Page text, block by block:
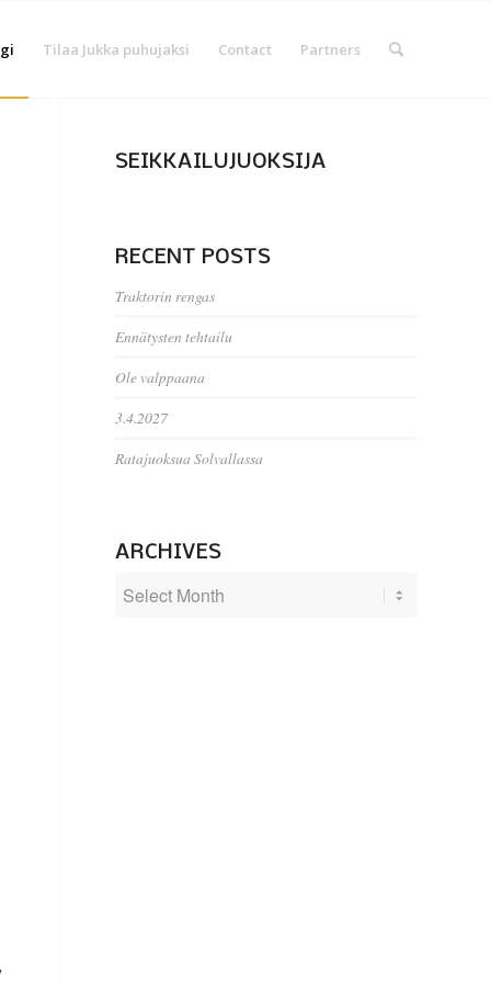
Tilaa Jukka puhujaksi Contact Partners
SEIKKAILUJUOKSIJA
RECENT POSTS
Traktorin rengas
Ennätysten tehtailu
Ole valppaana
3.4.2027
Ratajuoksua Solvallassa
ARCHIVES